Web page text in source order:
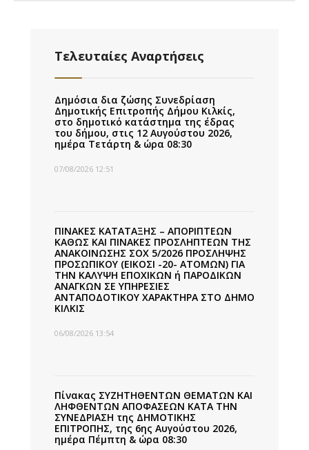
Τελευταίες Αναρτήσεις
Δημόσια δια ζώσης Συνεδρίαση
Δημοτικής Επιτροπής Δήμου Κιλκίς,
στο δημοτικό κατάστημα της έδρας
του δήμου, στις 12 Αυγούστου 2026,
ημέρα Τετάρτη & ώρα 08:30
07/08/2026 12:51
ΠΙΝΑΚΕΣ ΚΑΤΑΤΑΞΗΣ – ΑΠΟΡΙΠΤΕΩΝ
ΚΑΘΩΣ ΚΑΙ ΠΙΝΑΚΕΣ ΠΡΟΣΛΗΠΤΕΩΝ ΤΗΣ
ΑΝΑΚΟΙΝΩΣΗΣ ΣΟΧ 5/2026 ΠΡΟΣΛΗΨΗΣ
ΠΡΟΣΩΠΙΚΟΥ (ΕΙΚΟΣΙ -20- ΑΤΟΜΩΝ) ΓΙΑ
ΤΗΝ ΚΑΛΥΨΗ ΕΠΟΧΙΚΩΝ ή ΠΑΡΟΔΙΚΩΝ
ΑΝΑΓΚΩΝ ΣΕ ΥΠΗΡΕΣΙΕΣ
ΑΝΤΑΠΟΔΟΤΙΚΟΥ ΧΑΡΑΚΤΗΡΑ ΣΤΟ ΔΗΜΟ
ΚΙΛΚΙΣ
06/08/2026 13:54
Πίνακας ΣΥΖΗΤΗΘΕΝΤΩΝ ΘΕΜΑΤΩΝ ΚΑΙ
ΛΗΦΘΕΝΤΩΝ ΑΠΟΦΑΣΕΩΝ ΚΑΤΑ ΤΗΝ
ΣΥΝΕΔΡΙΑΣΗ της ΔΗΜΟΤΙΚΗΣ
ΕΠΙΤΡΟΠΗΣ, της 6ης Αυγούστου 2026,
ημέρα Πέμπτη & ώρα 08:30